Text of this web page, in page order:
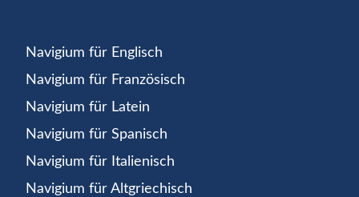
Navigium für Englisch
Navigium für Französisch
Navigium für Latein
Navigium für Spanisch
Navigium für Italienisch
Navigium für Altgriechisch